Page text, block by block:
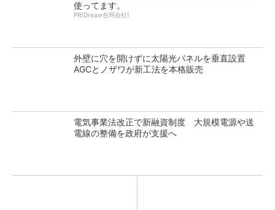
使ってます。
PR(Dreaw合同会社)
外壁に穴を開けずに太陽光パネルを垂直設置
AGCとノザワが新工法を本格販売
電気事業法改正で新融資制度 大規模電源や送
電線の整備を政府が支援へ